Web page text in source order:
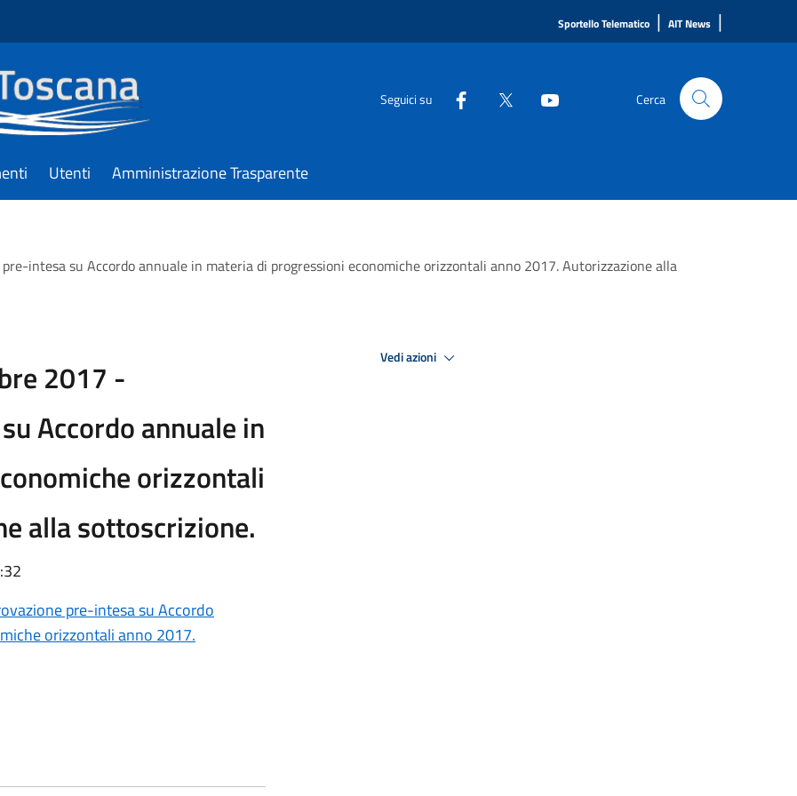
Sportello Telematico | AIT News |
Seguici su Cerca
Utenti Amministrazione Trasparente
intesa su Accordo annuale in materia di progressioni economiche orizzontali anno 2017. Autorizzazione alla
2017 -
Accordo annuale in
orizzontali
alla sottoscrizione.
pre-intesa su Accordo
orizzontali anno 2017.
Vedi azioni